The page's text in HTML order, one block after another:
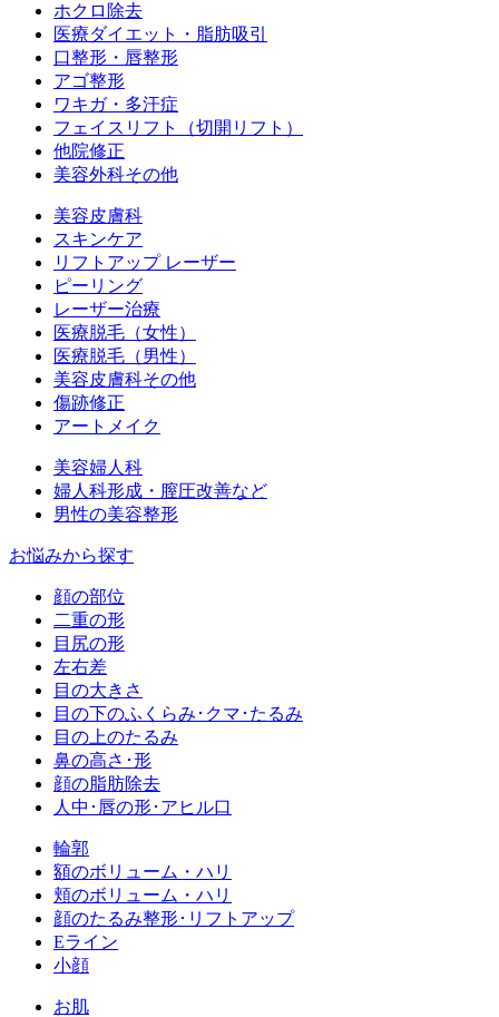
ホクロ除去
医療ダイエット・脂肪吸引
口整形・唇整形
アゴ整形
ワキガ・多汗症
フェイスリフト（切開リフト）
他院修正
美容外科その他
美容皮膚科
スキンケア
リフトアップ レーザー
ピーリング
レーザー治療
医療脱毛（女性）
医療脱毛（男性）
美容皮膚科その他
傷跡修正
アートメイク
美容婦人科
婦人科形成・膣圧改善など
男性の美容整形
お悩みから探す
顔の部位
二重の形
目尻の形
左右差
目の大きさ
目の下のふくらみ･クマ･たるみ
目の上のたるみ
鼻の高さ･形
顔の脂肪除去
人中･唇の形･アヒル口
輪郭
額のボリューム・ハリ
頬のボリューム・ハリ
顔のたるみ整形･リフトアップ
Eライン
小顔
お肌